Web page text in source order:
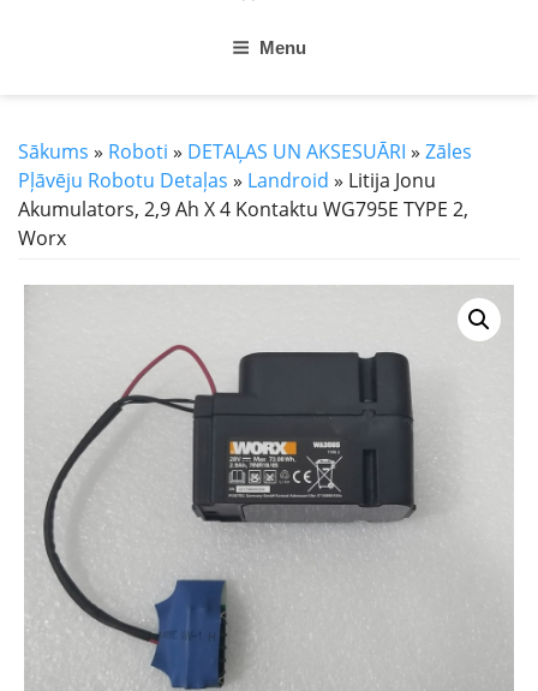
Menu
Sākums » Roboti » DETAĻAS UN AKSESUĀRI » Zāles
Pļāvēju Robotu Detaļas » Landroid » Litija Jonu
Akumulators, 2,9 Ah X 4 Kontaktu WG795E TYPE 2,
Worx